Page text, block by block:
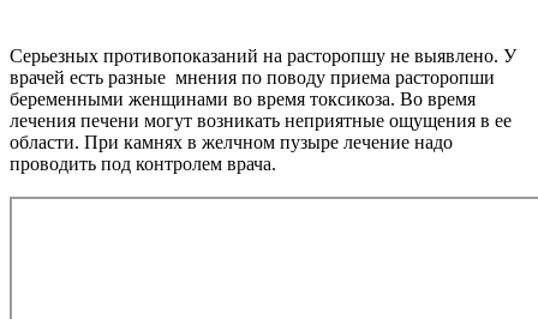
Серьезных противопоказаний на расторопшу не выявлено. У
врачей есть разные мнения по поводу приема расторопши
беременными женщинами во время токсикоза. Во время
лечения печени могут возникать неприятные ощущения в ее
области. При камнях в желчном пузыре лечение надо
проводить под контролем врача.